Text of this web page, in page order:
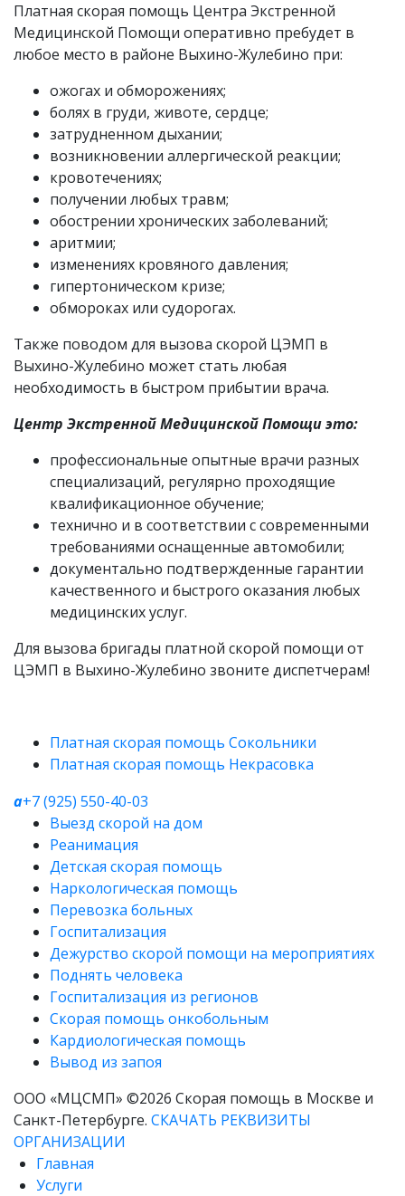
Платная скорая помощь Центра Экстренной
Медицинской Помощи оперативно пребудет в
любое место в районе Выхино-Жулебино при:
ожогах и обморожениях;
болях в груди, животе, сердце;
затрудненном дыхании;
возникновении аллергической реакции;
кровотечениях;
получении любых травм;
обострении хронических заболеваний;
аритмии;
изменениях кровяного давления;
гипертоническом кризе;
обмороках или судорогах.
Также поводом для вызова скорой ЦЭМП в
Выхино-Жулебино может стать любая
необходимость в быстром прибытии врача.
Центр Экстренной Медицинской Помощи это:
профессиональные опытные врачи разных
специализаций, регулярно проходящие
квалификационное обучение;
технично и в соответствии с современными
требованиями оснащенные автомобили;
документально подтвержденные гарантии
качественного и быстрого оказания любых
медицинских услуг.
Для вызова бригады платной скорой помощи от
ЦЭМП в Выхино-Жулебино звоните диспетчерам!
Платная скорая помощь Сокольники
Платная скорая помощь Некрасовка
a+7 (925) 550-40-03
Выезд скорой на дом
Реанимация
Детская скорая помощь
Наркологическая помощь
Перевозка больных
Госпитализация
Дежурство скорой помощи на мероприятиях
Поднять человека
Госпитализация из регионов
Скорая помощь онкобольным
Кардиологическая помощь
Вывод из запоя
ООО «МЦСМП» ©2026 Скорая помощь в Москве и
Санкт-Петербурге. СКАЧАТЬ РЕКВИЗИТЫ
ОРГАНИЗАЦИИ
Главная
Услуги